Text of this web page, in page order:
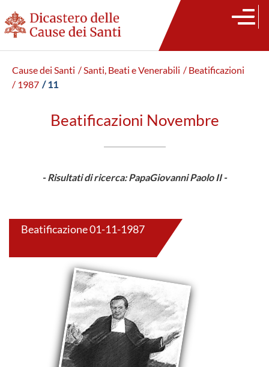
Cause dei Santi / Santi, Beati e Venerabili / Beatificazioni
/ 1987 / 11
Beatificazioni Novembre
- Risultati di ricerca: PapaGiovanni Paolo II -
Beatificazione 01-11-1987